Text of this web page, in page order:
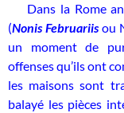
Dans la Rome
(Nonis Februariisou
un moment de
offenses qu’ils ont
les maisons sont
balayé les pièces